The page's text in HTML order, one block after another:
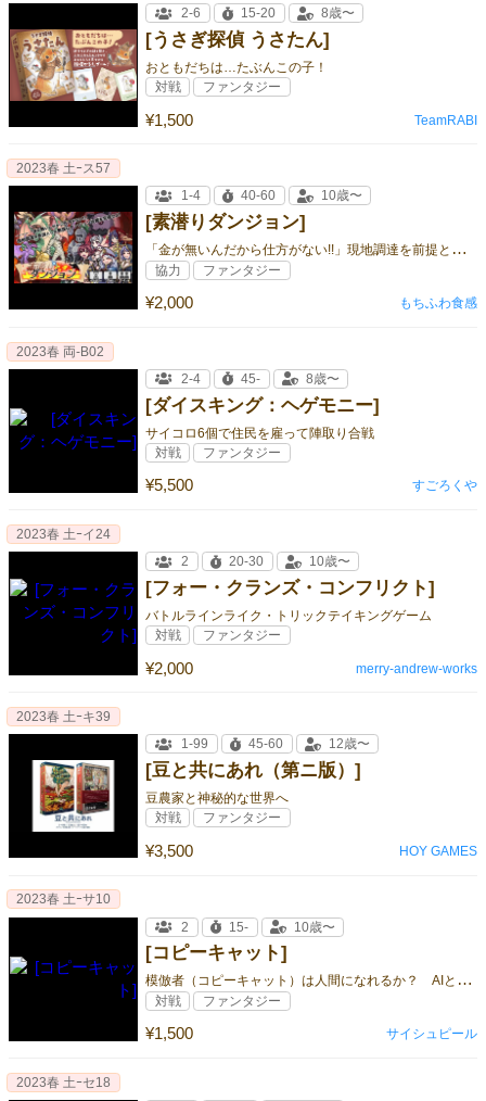
[うさぎ探偵 うさたん]
おともだちは…たぶんこの子！
¥1,500
2-6 15-20 8歳〜
対戦 ファンタジー
TeamRABI
[素潜りダンジョン]
「
金が無いんだから仕方がない!!」現地調達を前提とした無謀なダンジョン攻略を完遂せよ！
¥2,000
2023春 土ｰス57
1-4
40-60 10歳〜
協力 ファンタジー
もちふわ食感
[ダイスキング：ヘゲモニー]
サイコロ6個で住民を雇って陣取り合戦
¥5,500
2023春 両‐B02
2-4
45- 8歳〜
対戦 ファンタジー
すごろくや
[フォー・クランズ・コンフリクト]
バトルラインライク・トリックテイキングゲーム
¥2,000
2023春 土ｰイ24
2
20-30 10歳〜
対戦 ファンタジー
merry-andrew-works
[豆と共にあれ（第ニ版）]
豆農家と神秘的な世界へ
¥3,500
2023春 土ｰキ39
1-99
45-60 12歳〜
対戦 ファンタジー
HOY GAMES
[コピーキャット]
模
倣者（コピーキャット）は人間になれるか？ AIと人間が作ったゲームを見分ける新感覚ゲーム
¥1,500
2023春 土ｰサ10
2
15- 10歳〜
対戦 ファンタジー
サイシュピール
2023春 土ｰセ18